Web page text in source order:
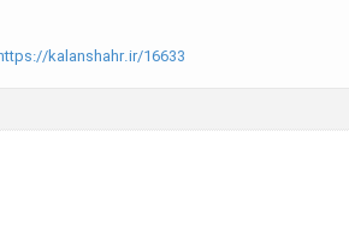
kalanshahr.ir/16633